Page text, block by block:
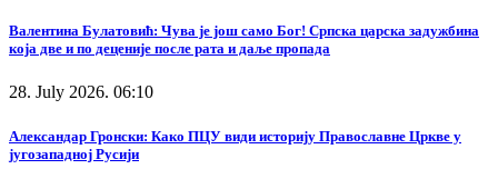
Валентина Булатовић: Чува је још само Бог! Српска царска задужбина
која две и по деценије после рата и даље пропада
28. July 2026. 06:10
Александар Гронски: Како ПЦУ види историју Православне Цркве у
југозападној Русији